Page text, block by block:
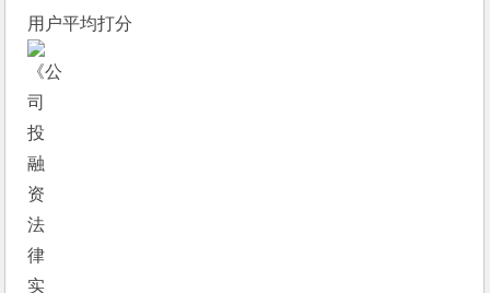
用户平均打分